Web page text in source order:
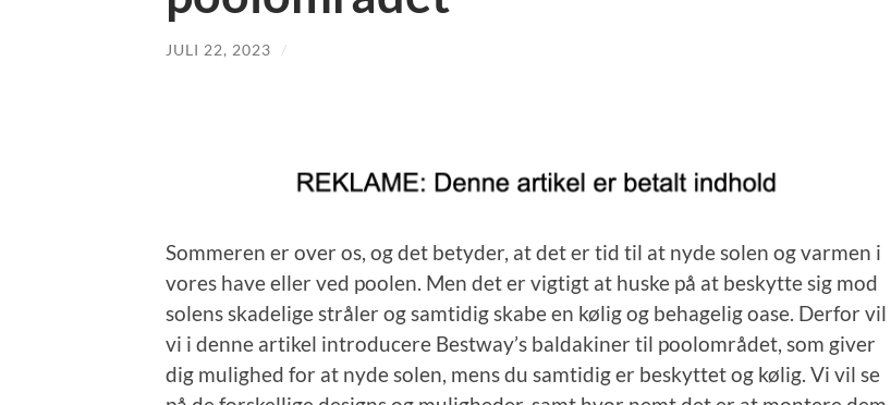
JULI 22, 2023 /
Sommeren er over os, og det betyder, at det er tid til at nyde solen og varmen i
vores have eller ved poolen. Men det er vigtigt at huske på at beskytte sig mod
solens skadelige stråler og samtidig skabe en kølig og behagelig oase. Derfor vil
vi i denne artikel introducere Bestway’s baldakiner til poolområdet, som giver
dig mulighed for at nyde solen, mens du samtidig er beskyttet og kølig. Vi vil se